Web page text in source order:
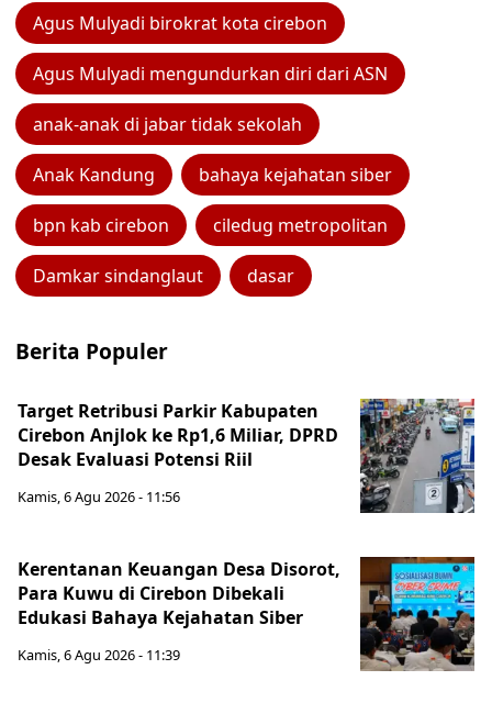
Agus Mulyadi birokrat kota cirebon
Agus Mulyadi mengundurkan diri dari ASN
anak-anak di jabar tidak sekolah
Anak Kandung bahaya kejahatan siber
bpn kab cirebon ciledug metropolitan
Damkar sindanglaut dasar
Berita Populer
Target Retribusi Parkir Kabupaten
Cirebon Anjlok ke Rp1,6 Miliar, DPRD
Desak Evaluasi Potensi Riil
Kamis, 6 Agu 2026 - 11:56
Kerentanan Keuangan Desa Disorot,
Para Kuwu di Cirebon Dibekali
Edukasi Bahaya Kejahatan Siber
Kamis, 6 Agu 2026 - 11:39